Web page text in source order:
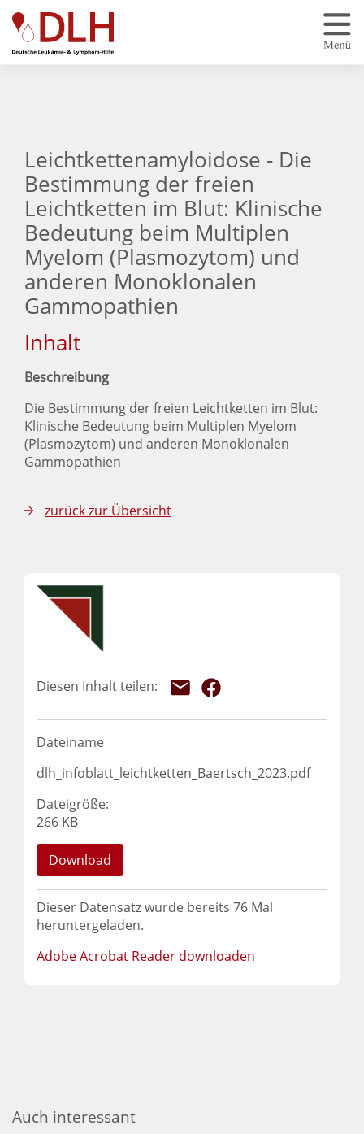
Zum Hauptinhalt springen
Leichtkettenamyloidose - Die
Bestimmung der freien
Leichtketten im Blut: Klinische
Bedeutung beim Multiplen
Myelom (Plasmozytom) und
anderen Monoklonalen
Gammopathien
Inhalt
Beschreibung
Die Bestimmung der freien Leichtketten im Blut:
Klinische Bedeutung beim Multiplen Myelom
(Plasmozytom) und anderen Monoklonalen
Gammopathien
zurück zur Übersicht
Dateiname
dlh_infoblatt_leichtketten_Baertsch_2023.pdf
Dateigröße:
266 KB
Download
Dieser Datensatz wurde bereits 76 Mal
heruntergeladen.
Adobe Acrobat Reader downloaden
Auch interessant